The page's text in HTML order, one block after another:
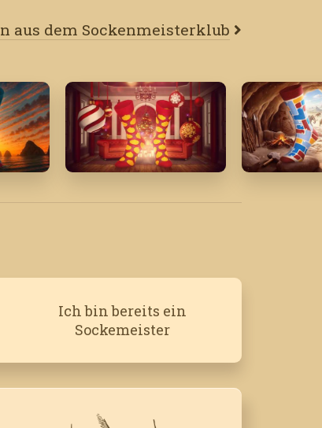
aus dem Sockenmeisterklub
Ich bin bereits ein
Sockemeister